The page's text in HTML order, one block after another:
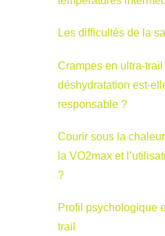
Les difficultés de la
Crampes en ultra-trail
déshydratation est-
responsable ?
Courir sous la
la VO2max et
?
Profil psychologique
trail